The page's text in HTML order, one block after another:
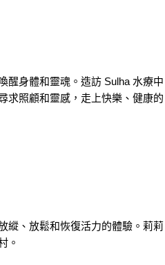
醒身體和靈魂。造訪 Sulha 水療中
求照顧和靈感，走上快樂、健康的
縱、放鬆和恢復活力的體驗。莉莉
。